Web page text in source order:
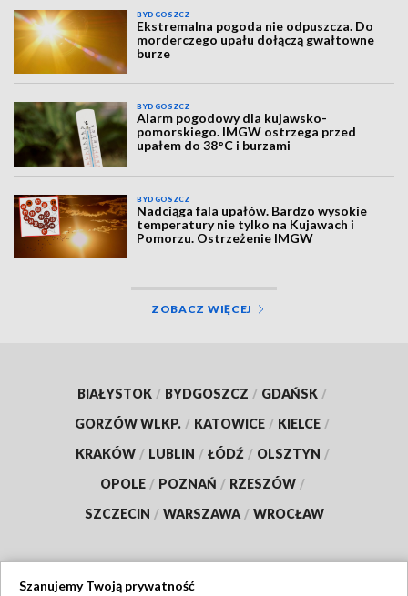
BYDGOSZCZ
Ekstremalna pogoda nie odpuszcza. Do
morderczego upału dołączą gwałtowne
burze
BYDGOSZCZ
Alarm pogodowy dla kujawsko-
pomorskiego. IMGW ostrzega przed
upałem do 38°C i burzami
BYDGOSZCZ
Nadciąga fala upałów. Bardzo wysokie
temperatury nie tylko na Kujawach i
Pomorzu. Ostrzeżenie IMGW
ZOBACZ WIĘCEJ
BIAŁYSTOK / BYDGOSZCZ / GDAŃSK /
GORZÓW WLKP. / KATOWICE / KIELCE /
KRAKÓW / LUBLIN / ŁÓDŹ / OLSZTYN /
OPOLE / POZNAŃ / RZESZÓW /
SZCZECIN / WARSZAWA / WROCŁAW
Szanujemy Twoją prywatność